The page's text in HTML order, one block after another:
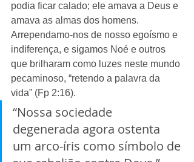
podia ficar calado; ele amava a Deus e
amava as almas dos homens.
Arrependamo-nos de nosso egoísmo e
indiferença, e sigamos Noé e outros
que brilharam como luzes neste mundo
pecaminoso, “retendo a palavra da
vida” (Fp 2:16).
“Nossa sociedade
degenerada agora ostenta
um arco-íris como símbolo de